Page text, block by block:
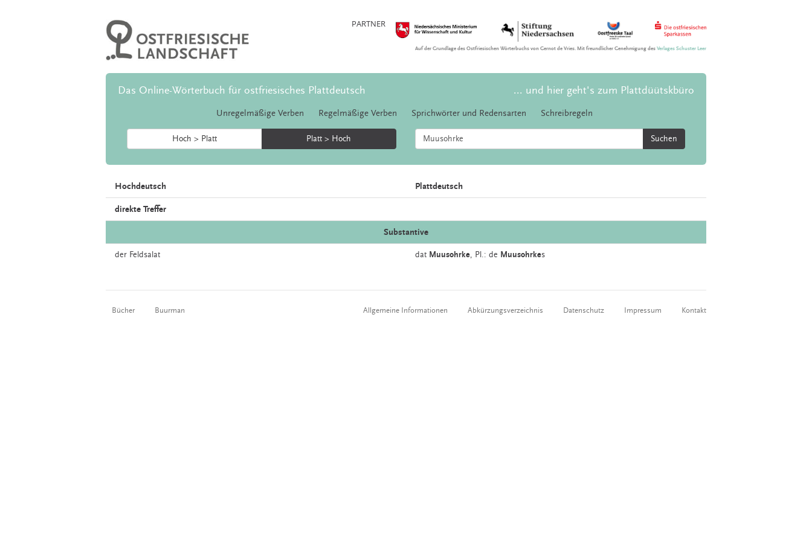
PARTNER
Auf der Grundlage des Ostfriesischen Wörterbuchs von Gernot de Vries. Mit freundlicher Genehmigung desVerlages Schuster Leer
Das Online-Wörterbuch für ostfriesisches Plattdeutsch ... und hier geht's zum Plattdüütskbüro
Unregelmäßige Verben Regelmäßige Verben Sprichwörter und Redensarten Schreibregeln
Hoch > Platt Platt > Hoch Suchen
Hochdeutsch Plattdeutsch
direkte Treffer
Substantive
der Feldsalat dat Muusohrke, Pl.: de Muusohrkes
Bücher Buurman Allgemeine Informationen Abkürzungsverzeichnis Datenschutz Impressum Kontakt